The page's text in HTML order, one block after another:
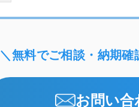
＼無料でご相談・納期確
お問い合